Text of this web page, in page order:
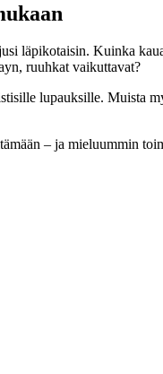
läpikotaisin. Kuinka
ruuhkat vaikuttavat?
lupauksille.
– ja mieluummin